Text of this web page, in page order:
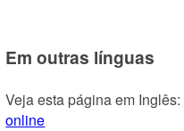
Em outras línguas
Veja esta página em Inglês:
online